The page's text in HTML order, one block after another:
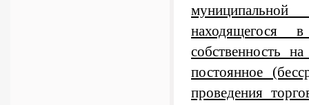
находящегося в
собственность
постоянное
проведения